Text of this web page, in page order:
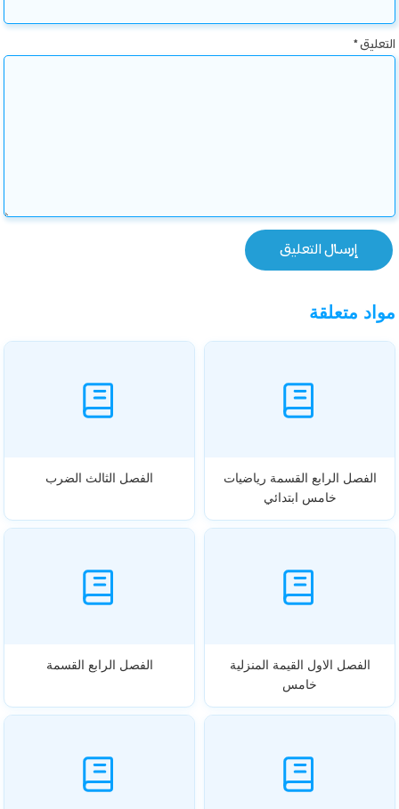
التعليق*
مواد متعلقة
الفصل الرابع القسمة رياضيات
خامس ابتدائي
الفصل الثالث الضرب
الفصل الاول القيمة المنزلية
خامس
الفصل الرابع القسمة